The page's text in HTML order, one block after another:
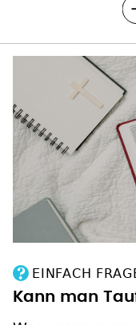
EINFACH
Kann man